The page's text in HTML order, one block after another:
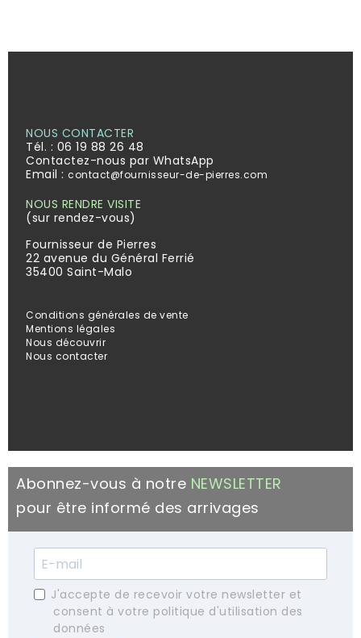
NOUS CONTACTER
Tél. : 06 19 88 26 48
Contactez-nous par WhatsApp
Email : contact@fournisseur-de-pierres.com
NOUS RENDRE VISITE
(sur rendez-vous)
Fournisseur de Pierres
22 avenue du Général Ferrié
35400 Saint-Malo
Conditions générales de vente
Mentions légales
Nous découvrir
Nous contacter
Abonnez-vous à notre NEWSLETTER
pour être informé des arrivages
J'accepte de recevoir votre newsletter et
consent à votre politique d'utilisation des
données